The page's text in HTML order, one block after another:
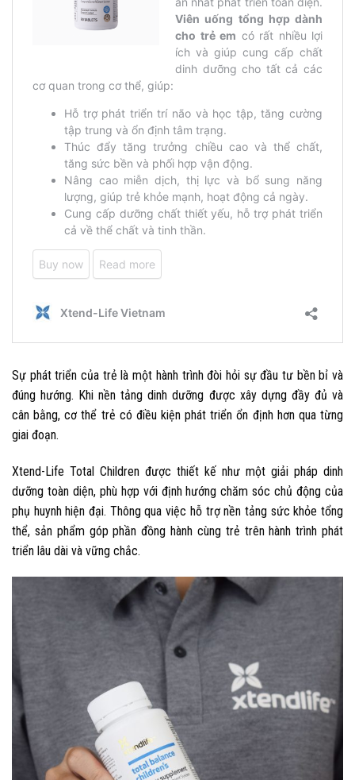
Sự phát triển của trẻ là một hành trình đòi hỏi sự đầu tư bền bỉ và
đúng hướng. Khi nền tảng dinh dưỡng được xây dựng đầy đủ và
cân bằng, cơ thể trẻ có điều kiện phát triển ổn định hơn qua từng
giai đoạn.
Xtend-Life Total Children được thiết kế như một giải pháp dinh
dưỡng toàn diện, phù hợp với định hướng chăm sóc chủ động của
phụ huynh hiện đại. Thông qua việc hỗ trợ nền tảng sức khỏe tổng
thể, sản phẩm góp phần đồng hành cùng trẻ trên hành trình phát
triển lâu dài và vững chắc.